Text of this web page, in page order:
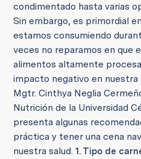
condimentado hasta varias
Sin embargo, es primordial
estamos consumiendo
veces no reparamos en que
alimentos altamente
impacto negativo en nuestra
Mgtr. Cinthya Neglia
Nutrición de la Universidad
presenta algunas
práctica y tener una cena
nuestra salud.1. Tipo de